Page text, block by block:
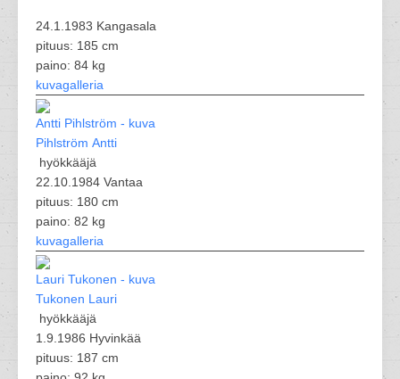
24.1.1983 Kangasala
pituus: 185 cm
paino: 84 kg
kuvagalleria
Pihlström Antti
hyökkääjä
22.10.1984 Vantaa
pituus: 180 cm
paino: 82 kg
kuvagalleria
Tukonen Lauri
hyökkääjä
1.9.1986 Hyvinkää
pituus: 187 cm